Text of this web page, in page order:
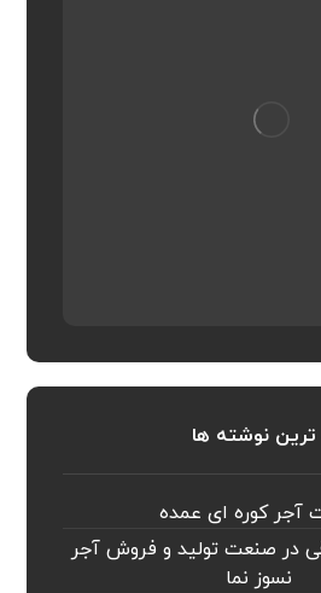
ترین نوشته ها
آجر کوره ای عمده
در صنعت تولید و فروش آجر
نسوز نما